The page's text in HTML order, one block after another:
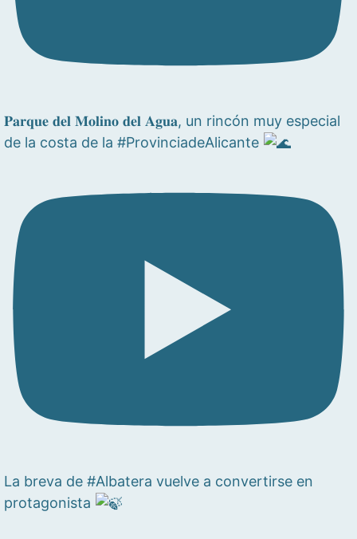
𝐏𝐚𝐫𝐪𝐮𝐞 𝐝𝐞𝐥 𝐌𝐨𝐥𝐢𝐧𝐨 𝐝𝐞𝐥 𝐀𝐠𝐮𝐚, un rincón muy especial
de la costa de la #ProvinciadeAlicante
La breva de #Albatera vuelve a convertirse en
protagonista